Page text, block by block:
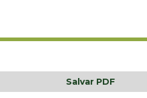
SalvarPDF